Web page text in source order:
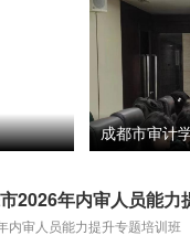
成都市审计
2026年内审人员能力
内审人员能力提升专题培训班